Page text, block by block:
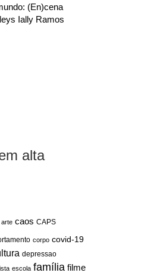
(En)cena
Ially Ramos
alta
arte caos CAPS
corpo covid-19
depressao
escola família filme